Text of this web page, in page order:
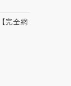
完全網